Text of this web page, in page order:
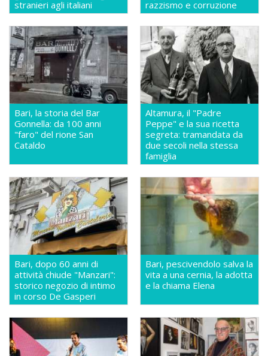
stranieri agli italiani
razzismo e corruzione
Bari, la storia del Bar
Gonnella: da 100 anni
"faro" del rione San
Cataldo
Altamura, il "Padre
Peppe" e la sua ricetta
segreta: tramandata da
due secoli nella stessa
famiglia
Bari, dopo 60 anni di
attività chiude "Manzari":
storico negozio di intimo
in corso De Gasperi
Bari, pescivendolo salva la
vita a una cernia, la adotta
e la chiama Elena